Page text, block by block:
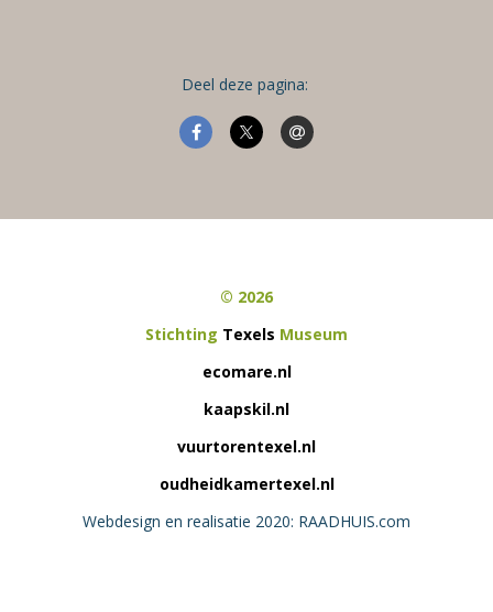
Deel deze pagina:
© 2026
Stichting Texels Museum
ecomare.nl
kaapskil.nl
vuurtorentexel.nl
oudheidkamertexel.nl
Webdesign en realisatie 2020: RAADHUIS.com